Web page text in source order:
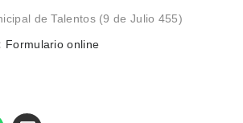
de Talentos (9 de Julio 455)
Formulario online